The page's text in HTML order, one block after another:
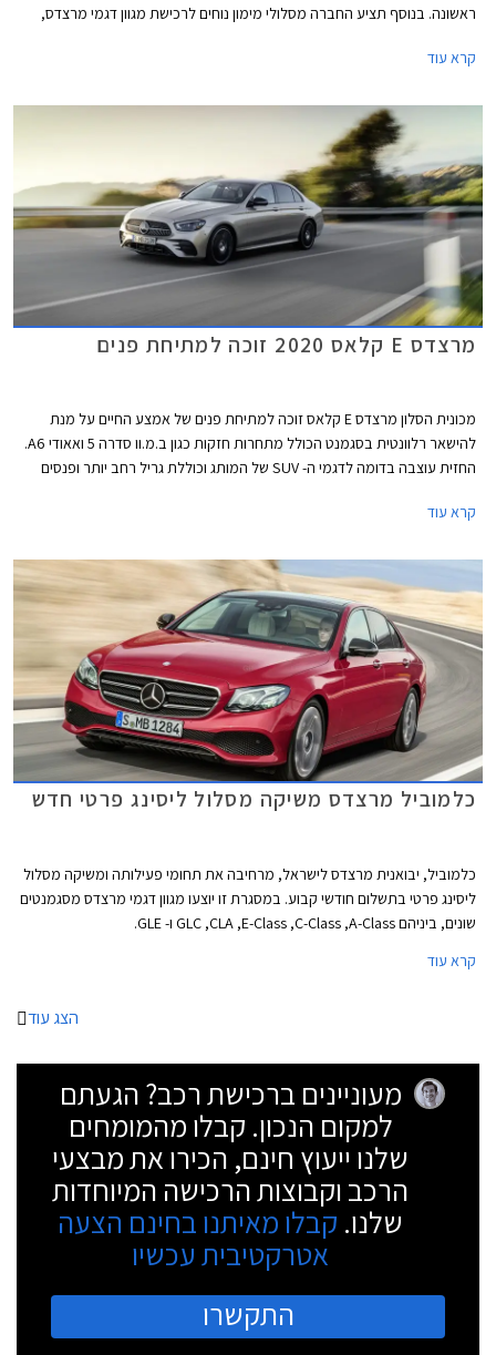
ראשונה. בנוסף תציע החברה מסלולי מימון נוחים לרכישת מגוון דגמי מרצדס,
קרא עוד
מרצדס E קלאס 2020 זוכה למתיחת פנים
מכונית הסלון מרצדס E קלאס זוכה למתיחת פנים של אמצע החיים על מנת
להישאר רלוונטית בסגמנט הכולל מתחרות חזקות כגון ב.מ.וו סדרה 5 ואאודי A6.
החזית עוצבה בדומה לדגמי ה- SUV של המותג וכוללת גריל רחב יותר ופנסים
כמו כן, הפגושים עוצבו מחדש וחישוקים בעיצובים שונים משלימים את העיצוב
קרא עוד
כלמוביל מרצדס משיקה מסלול ליסינג פרטי חדש
כלמוביל, יבואנית מרצדס לישראל, מרחיבה את תחומי פעילותה ומשיקה מסלול
ליסינג פרטי בתשלום חודשי קבוע. במסגרת זו יוצעו מגוון דגמי מרצדס מסגמנטים
שונים, ביניהם GLC ,CLA ,E-Class ,C-Class ,A-Class ו- GLE.
קרא עוד
הצג עוד
מעוניינים ברכישת רכב? הגעתם
למקום הנכון. קבלו מהמומחים
שלנו ייעוץ חינם, הכירו את מבצעי
הרכב וקבוצות הרכישה המיוחדות
שלנו. קבלו מאיתנו בחינם הצעה
אטרקטיבית עכשיו
התקשרו